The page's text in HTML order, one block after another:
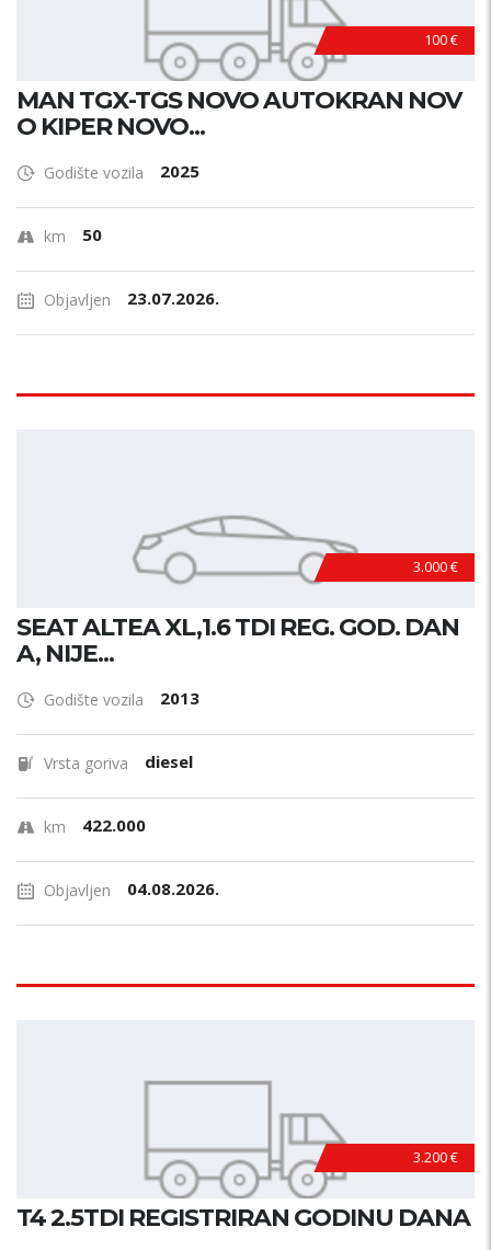
100 €
MAN TGX-TGS NOVO AUTOKRAN NOV
O KIPER NOVO...
Godište vozila 2025
km 50
Objavljen 23.07.2026.
3.000 €
SEAT ALTEA XL,1.6 TDI REG. GOD. DAN
A, NIJE...
Godište vozila 2013
Vrsta goriva diesel
km 422.000
Objavljen 04.08.2026.
3.200 €
T4 2.5TDI REGISTRIRAN GODINU DANA